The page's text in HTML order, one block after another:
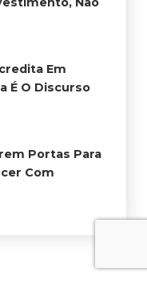
Em
É O Discurso
Portas Para
Com